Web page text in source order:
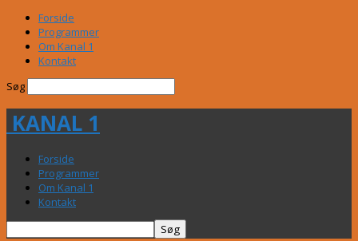
Forside
Programmer
Om Kanal 1
Kontakt
Søg
KANAL 1
Forside
Programmer
Om Kanal 1
Kontakt